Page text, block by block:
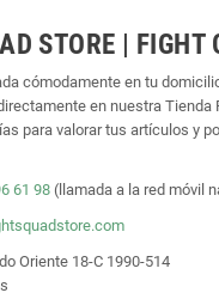
STORE | FIGHT
cómodamente en tu
en nuestra Tienda
para valorar tus artículos y
61 98 (llamada a la red móvil
Oriente 18-C 1990-514